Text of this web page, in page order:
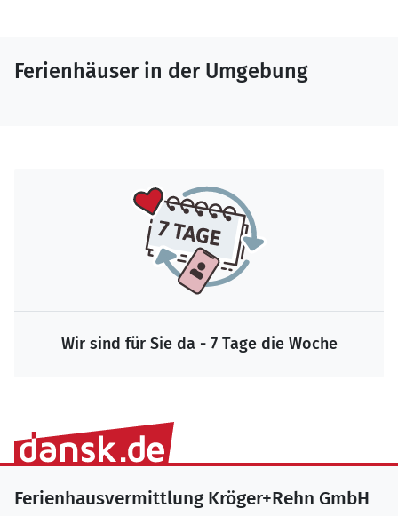
Ferienhäuser in der Umgebung
Wir sind für Sie da - 7 Tage die Woche
Ferienhausvermittlung Kröger+Rehn GmbH